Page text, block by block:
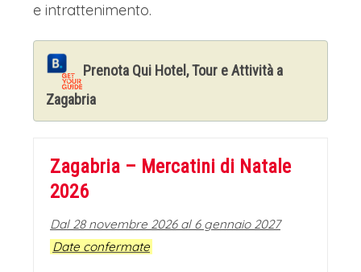
e intrattenimento.
Prenota Qui Hotel, Tour e Attività a
Zagabria
Zagabria – Mercatini di Natale
2026
Dal 28 novembre 2026 al 6 gennaio 2027
Date confermate